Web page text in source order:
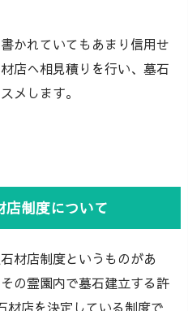
かれていてもあまり信用せ
店へ相見積りを行い、墓石
メします。
店制度について
材店制度というものがあ
の霊園内で墓石建立する許
店を決定している制度で